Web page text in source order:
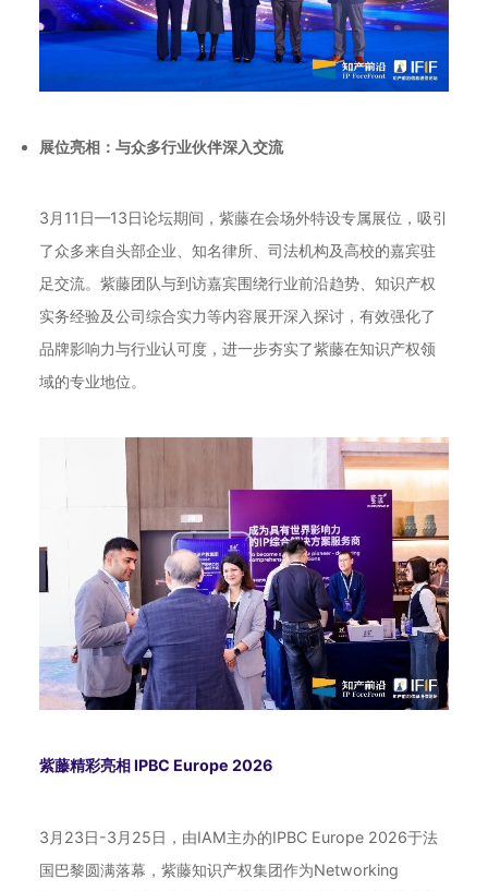
展位亮相：与众多行业伙伴深入交流
3月11日—13日论坛期间，紫藤在会场外特设专属展位，吸引
了众多来自头部企业、知名律所、司法机构及高校的嘉宾驻
足交流。紫藤团队与到访嘉宾围绕行业前沿趋势、知识产权
实务经验及公司综合实力等内容展开深入探讨，有效强化了
品牌影响力与行业认可度，进一步夯实了紫藤在知识产权领
域的专业地位。
紫藤精彩亮相 IPBC Europe 2026
3月23日-3月25日，由IAM主办的IPBC Europe 2026于法
国巴黎圆满落幕，紫藤知识产权集团作为Networking